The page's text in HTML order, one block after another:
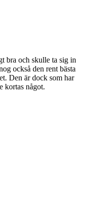
bra och skulle ta sig in
också den rent bästa
Den är dock som har
kortas något.